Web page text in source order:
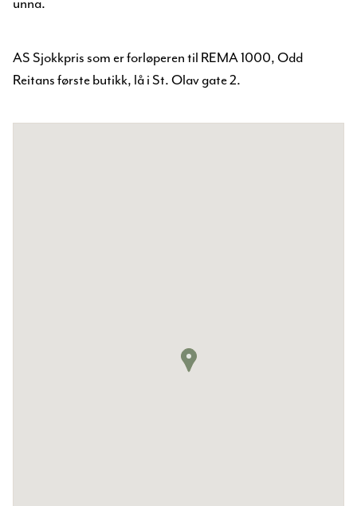
AS Sjokkpris som er forløperen til REMA 1000, Odd
Reitans første butikk, lå i St. Olav gate 2.